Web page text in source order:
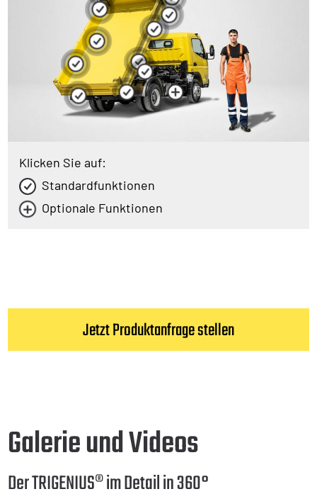
Klicken Sie auf:
Standardfunktionen
Optionale Funktionen
Jetzt Produktanfrage stellen
Galerie und Videos
Der TRIGENIUS® im Detail in 360°